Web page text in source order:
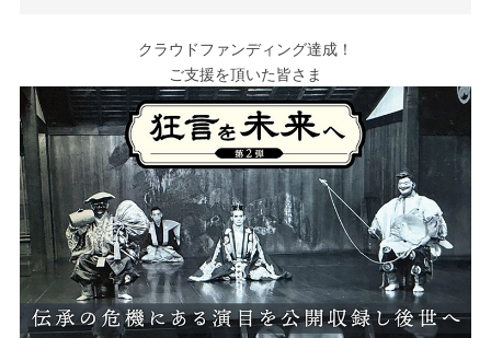
クラウドファンディング達成！
ご支援を頂いた皆さま